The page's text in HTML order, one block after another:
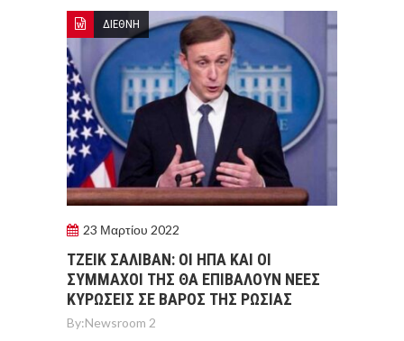
ΔΙΕΘΝΗ
23 Μαρτίου 2022
ΤΖΕΙΚ ΣΑΛΙΒΑΝ: ΟΙ ΗΠΑ ΚΑΙ ΟΙ
ΣΥΜΜΑΧΟΙ ΤΗΣ ΘΑ ΕΠΙΒΑΛΟΥΝ ΝΕΕΣ
ΚΥΡΩΣΕΙΣ ΣΕ ΒΑΡΟΣ ΤΗΣ ΡΩΣΙΑΣ
By:Newsroom 2